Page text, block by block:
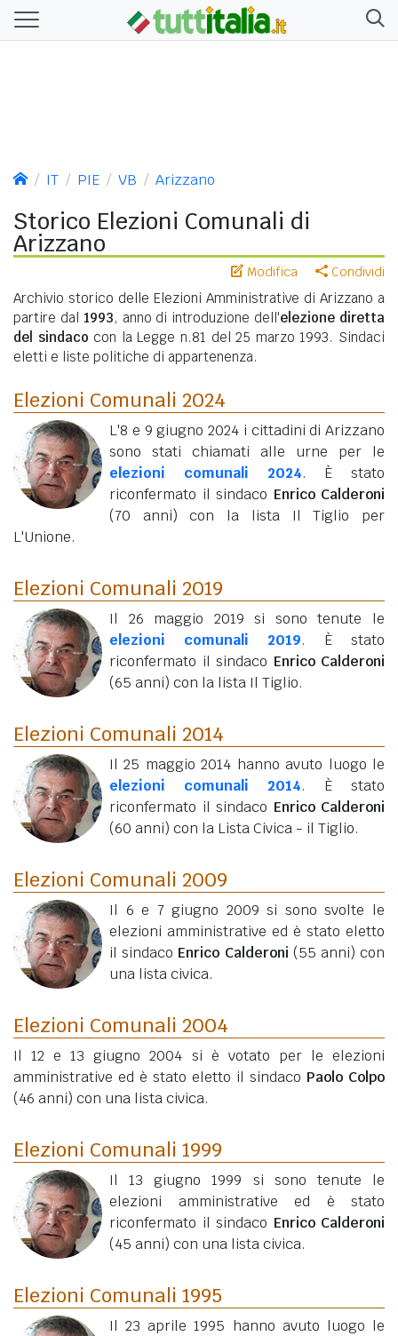
IT PIE VB Arizzano
Storico Elezioni Comunali di
Arizzano
Modifica Condividi
Archivio storico delle Elezioni Amministrative di Arizzano a
partire dal 1993, anno di introduzione dell'elezione diretta
del sindaco con la Legge n.81 del 25 marzo 1993. Sindaci
eletti e liste politiche di appartenenza.
Elezioni Comunali 2024
L'8 e 9 giugno 2024 i cittadini di Arizzano
sono stati chiamati alle urne per le
elezioni comunali 2024. È stato
riconfermato il sindaco Enrico Calderoni
(70 anni) con la lista Il Tiglio per
L'Unione.
Elezioni Comunali 2019
Il 26 maggio 2019 si sono tenute le
elezioni comunali 2019. È stato
riconfermato il sindaco Enrico Calderoni
(65 anni) con la lista Il Tiglio.
Elezioni Comunali 2014
Il 25 maggio 2014 hanno avuto luogo le
elezioni comunali 2014. È stato
riconfermato il sindaco Enrico Calderoni
(60 anni) con la Lista Civica - il Tiglio.
Elezioni Comunali 2009
Il 6 e 7 giugno 2009 si sono svolte le
elezioni amministrative ed è stato eletto
il sindaco Enrico Calderoni (55 anni) con
una lista civica.
Elezioni Comunali 2004
Il 12 e 13 giugno 2004 si è votato per le elezioni
amministrative ed è stato eletto il sindaco Paolo Colpo
(46 anni) con una lista civica.
Elezioni Comunali 1999
Il 13 giugno 1999 si sono tenute le
elezioni amministrative ed è stato
riconfermato il sindaco Enrico Calderoni
(45 anni) con una lista civica.
Elezioni Comunali 1995
Il 23 aprile 1995 hanno avuto luogo le